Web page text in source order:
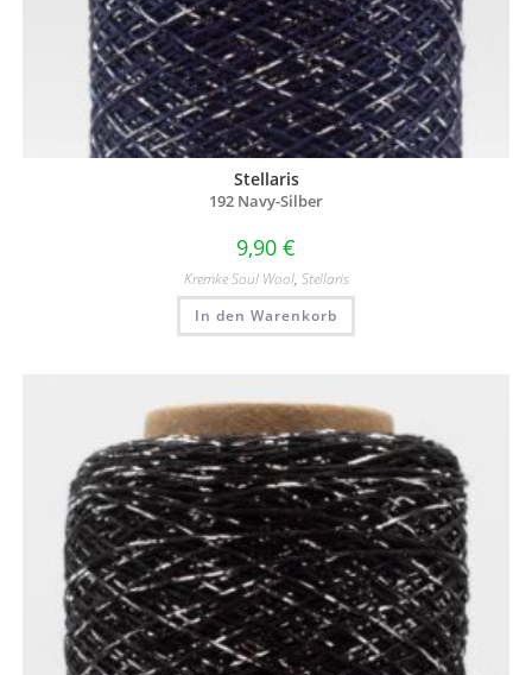
Stellaris
192 Navy-Silber
9,90 €
Kremke Soul Wool, Stellaris
In den Warenkorb